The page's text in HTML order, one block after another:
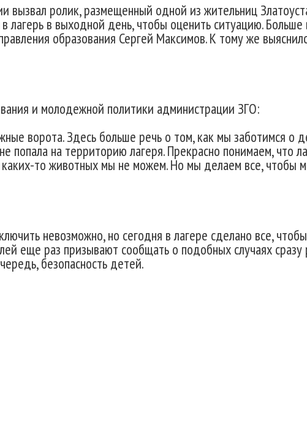
вызвал ролик, размещенный одной из жительниц
лагерь в выходной день, чтобы оценить ситуацию.
образования Сергей Максимов. К тому же
и молодежной политики администрации ЗГО:
ворота. Здесь больше речь о том, как мы заботимся о
попала на территорию лагеря. Прекрасно понимаем, что
то животных мы не можем. Но мы делаем все, чтобы
невозможно, но сегодня в лагере сделано все,
еще раз призывают сообщать о подобных случаях сразу
безопасность детей.